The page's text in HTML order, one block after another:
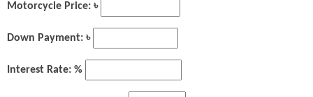
Motorcycle Price: ৳
Down Payment: ৳
Interest Rate: %